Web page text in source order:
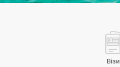
Візи